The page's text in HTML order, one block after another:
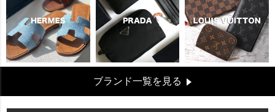
ブランド一覧を見る